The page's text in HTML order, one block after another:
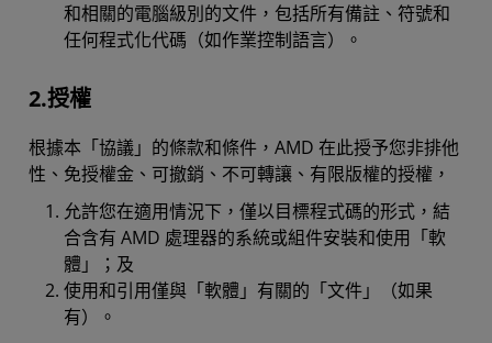
和相關的電腦級別的文件，包括所有備註、符號和
任何程式化代碼（如作業控制語言）。
2.授權
根據本「協議」的條款和條件，AMD 在此授予您非排他
性、免授權金、可撤銷、不可轉讓、有限版權的授權，
允許您在適用情況下，僅以目標程式碼的形式，結
合含有 AMD 處理器的系統或組件安裝和使用「軟
體」；及
使用和引用僅與「軟體」有關的「文件」（如果
有）。